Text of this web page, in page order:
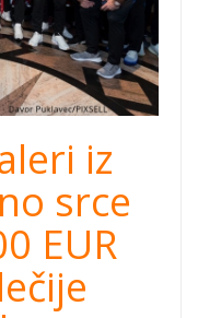
iz
srce
EUR